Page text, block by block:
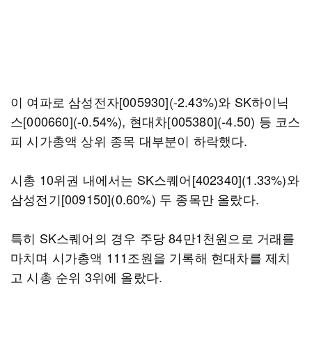
이 여파로 삼성전자[005930](-2.43%)와 SK하이닉
스[000660](-0.54%), 현대차[005380](-4.50) 등 코스
피 시가총액 상위 종목 대부분이 하락했다.
시총 10위권 내에서는 SK스퀘어[402340](1.33%)와
삼성전기[009150](0.60%) 두 종목만 올랐다.
특히 SK스퀘어의 경우 주당 84만1천원으로 거래를
마치며 시가총액 111조원을 기록해 현대차를 제치
고 시총 순위 3위에 올랐다.